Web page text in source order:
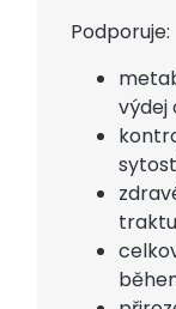
Podporuje:
výdej